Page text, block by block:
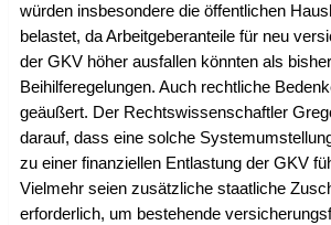
würden insbesondere die öffentlichen
belastet, da Arbeitgeberanteile für neu
der GKV höher ausfallen könnten als
Beihilferegelungen. Auch rechtliche
geäußert. Der Rechtswissenschaftler
darauf, dass eine solche
zu einer finanziellen Entlastung der GKV
Vielmehr seien zusätzliche staatliche
erforderlich, um bestehende